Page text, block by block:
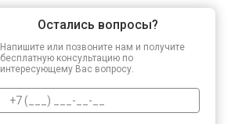
Остались вопросы?
Напишите или позвоните нам и получите
бесплатную консультацию по
интересующему Вас вопросу.